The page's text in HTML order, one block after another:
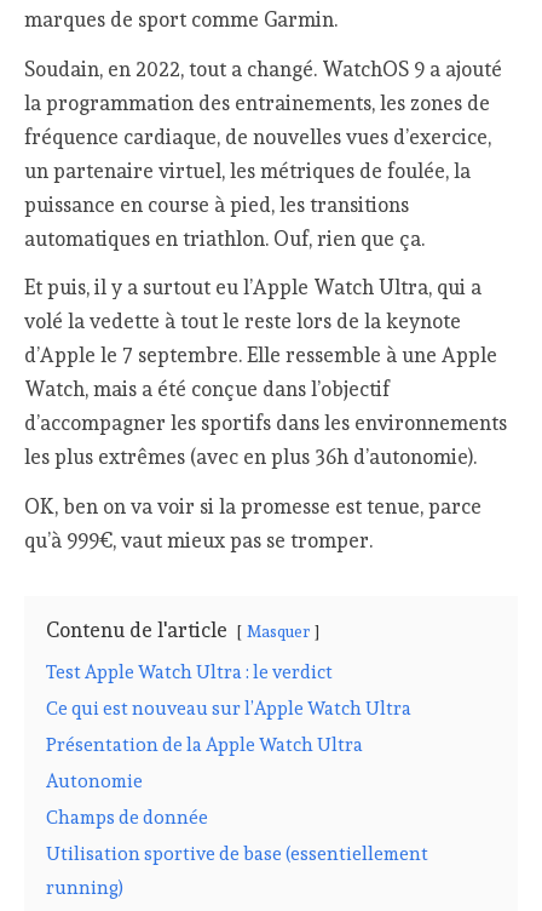
marques de sport comme Garmin.
Soudain, en 2022, tout a changé. WatchOS 9 a ajouté
la programmation des entrainements, les zones de
fréquence cardiaque, de nouvelles vues d’exercice,
un partenaire virtuel, les métriques de foulée, la
puissance en course à pied, les transitions
automatiques en triathlon. Ouf, rien que ça.
Et puis, il y a surtout eu l’Apple Watch Ultra, qui a
volé la vedette à tout le reste lors de la keynote
d’Apple le 7 septembre. Elle ressemble à une Apple
Watch, mais a été conçue dans l’objectif
d’accompagner les sportifs dans les environnements
les plus extrêmes (avec en plus 36h d’autonomie).
OK, ben on va voir si la promesse est tenue, parce
qu’à 999€, vaut mieux pas se tromper.
Contenu de l'article Masquer
Test Apple Watch Ultra : le verdict
Ce qui est nouveau sur l’Apple Watch Ultra
Présentation de la Apple Watch Ultra
Autonomie
Champs de donnée
Utilisation sportive de base (essentiellement
running)